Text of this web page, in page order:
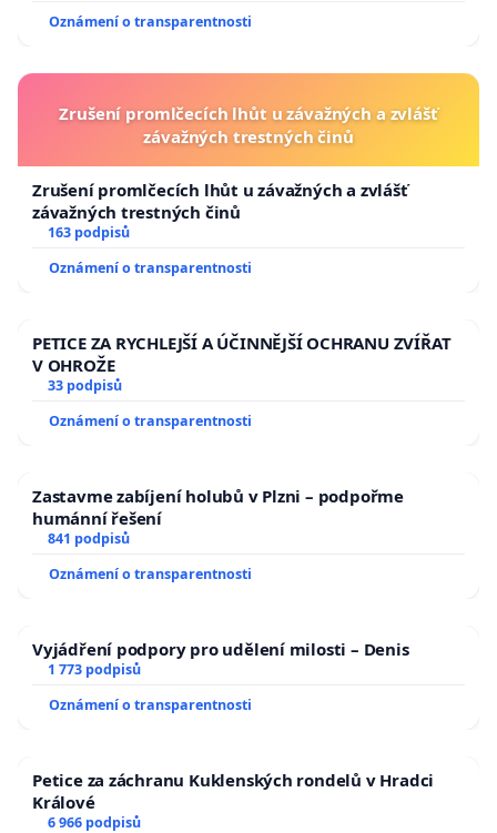
Oznámení o transparentnosti
Zrušení promlčecích lhůt u závažných a zvlášť
závažných trestných činů
Zrušení promlčecích lhůt u závažných a zvlášť
závažných trestných činů
163 podpisů
Oznámení o transparentnosti
PETICE ZA RYCHLEJŠÍ A ÚČINNĚJŠÍ OCHRANU ZVÍŘAT
V OHROŽE
33 podpisů
Oznámení o transparentnosti
Zastavme zabíjení holubů v Plzni – podpořme
humánní řešení
841 podpisů
Oznámení o transparentnosti
Vyjádření podpory pro udělení milosti – Denis
1 773 podpisů
Oznámení o transparentnosti
Petice za záchranu Kuklenských rondelů v Hradci
Králové
6 966 podpisů